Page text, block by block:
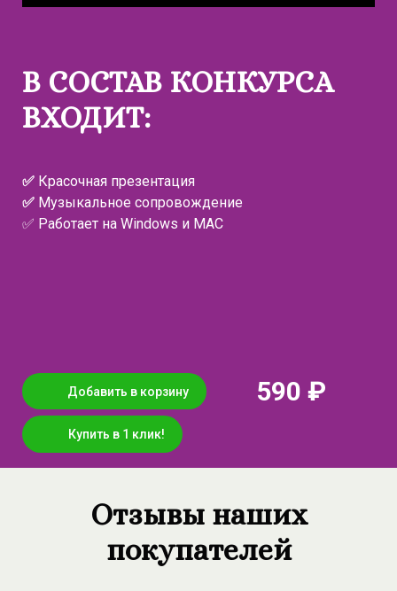
В СОСТАВ КОНКУРСА
ВХОДИТ:
✅ Красочная презентация
✅ Музыкальное сопровождение
✅ Работает на Windows и MAC
Добавить в корзину 590 ₽
Купить в 1 клик!
Отзывы наших
покупателей